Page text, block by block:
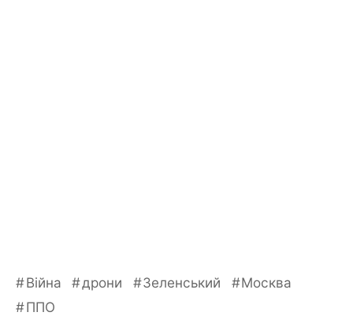
Війна дрони Зеленський
Москва
ППО